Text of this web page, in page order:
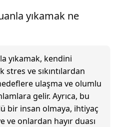
yıkamak ne
yıkamak, kendini
ve sıkıntılardan
ulaşma ve olumlu
gelir. Ayrıca, bu
bir insan olmaya, ihtiyaç
ve onlardan hayır duası